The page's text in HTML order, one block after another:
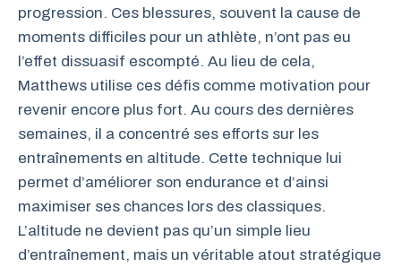
progression. Ces blessures, souvent la cause de
moments difficiles pour un athlète, n’ont pas eu
l’effet dissuasif escompté. Au lieu de cela,
Matthews utilise ces défis comme motivation pour
revenir encore plus fort. Au cours des dernières
semaines, il a concentré ses efforts sur les
entraînements en altitude. Cette technique lui
permet d’améliorer son endurance et d’ainsi
maximiser ses chances lors des classiques.
L’altitude ne devient pas qu’un simple lieu
d’entraînement, mais un véritable atout stratégique